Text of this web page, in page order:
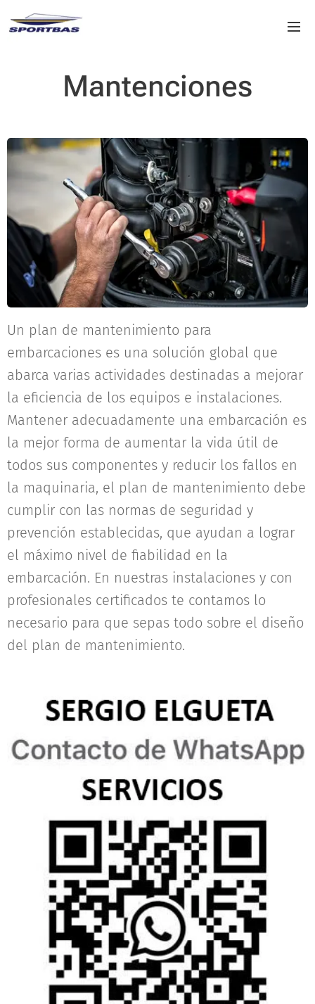
Mantenciones
Un plan de mantenimiento para
embarcaciones es una solución global que
abarca varias actividades destinadas a mejorar
la eficiencia de los equipos e instalaciones.
Mantener adecuadamente una embarcación es
la mejor forma de aumentar la vida útil de
todos sus componentes y reducir los fallos en
la maquinaria, el plan de mantenimiento debe
cumplir con las normas de seguridad y
prevención establecidas, que ayudan a lograr
el máximo nivel de fiabilidad en la
embarcación. En nuestras instalaciones y con
profesionales certificados te contamos lo
necesario para que sepas todo sobre el diseño
del plan de mantenimiento.